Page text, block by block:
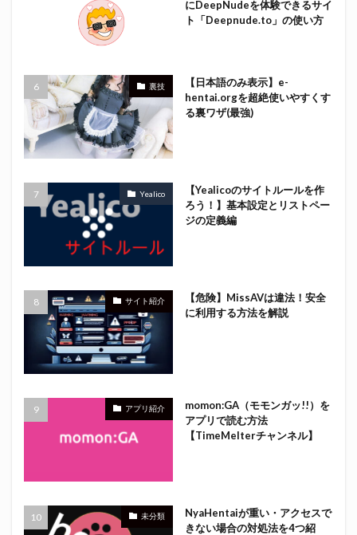
にDeepNudeを体験できるサイ
ト「Deepnude.to」の使い方
裏技
【日本語のみ表示】e-
hentai.orgを超絶使いやすくす
る裏ワザ(最強)
Yealico
【Yealicoのサイトルールを作
ろう！】基本設定とリストペー
ジの定義編
サイト紹介
【危険】MissAVは違法！安全
に利用する方法を解説
アプリ紹介
momon:GA（モモンガッ!!）を
アプリで読む方法
【TimeMelterチャンネル】
未分類
NyaHentaiが重い・アクセスで
きない場合の対処法を4つ紹